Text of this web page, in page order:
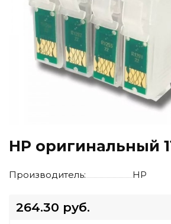
HP оригинальный
Производитель: HP
264.30 руб.